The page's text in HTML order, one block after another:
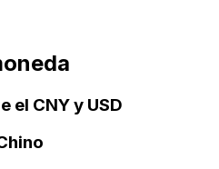
el CNY y USD